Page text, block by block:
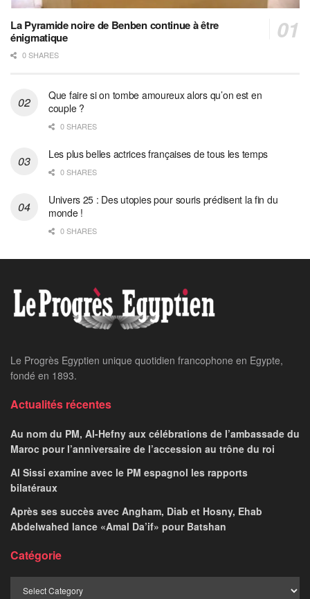
La Pyramide noire de Benben continue à être
énigmatique
0 SHARES
Que faire si on tombe amoureux alors qu’on est en
couple ?
0 SHARES
Les plus belles actrices françaises de tous les temps
0 SHARES
Univers 25 : Des utopies pour souris prédisent la fin du
monde !
0 SHARES
Le ministère du Plan
publie un rapport sur le
projet de vote
électronique
par LE PROGRES STAFF April 11, 2024